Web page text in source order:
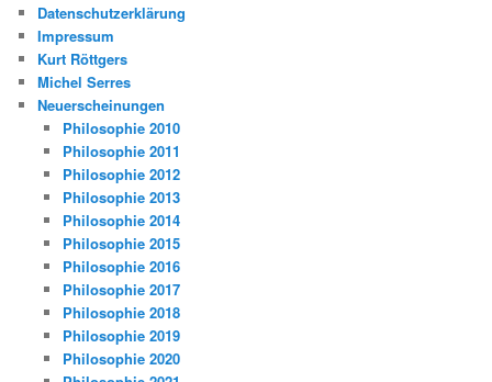
Datenschutzerklärung
Impressum
Kurt Röttgers
Michel Serres
Neuerscheinungen
Philosophie 2010
Philosophie 2011
Philosophie 2012
Philosophie 2013
Philosophie 2014
Philosophie 2015
Philosophie 2016
Philosophie 2017
Philosophie 2018
Philosophie 2019
Philosophie 2020